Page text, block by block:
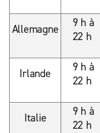
Allemagne
9 h à
22 h
Irlande
9 h à
22 h
Italie
9 h à
22 h